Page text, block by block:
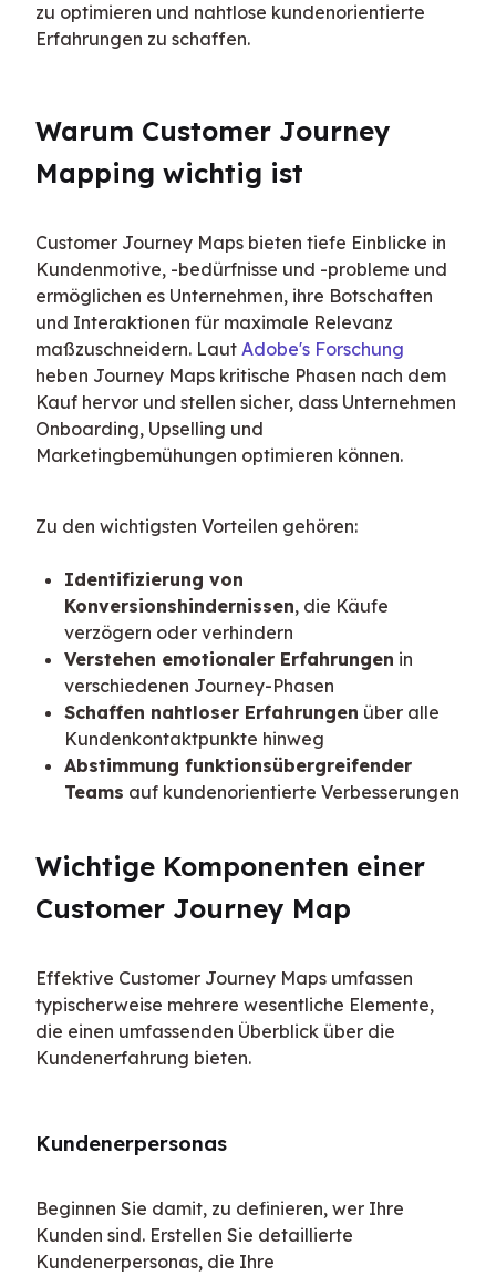
zu optimieren und nahtlose kundenorientierte
Erfahrungen zu schaffen.
Warum Customer Journey
Mapping wichtig ist
Customer Journey Maps bieten tiefe Einblicke in
Kundenmotive, -bedürfnisse und -probleme und
ermöglichen es Unternehmen, ihre Botschaften
und Interaktionen für maximale Relevanz
maßzuschneidern. Laut Adobe's Forschung
heben Journey Maps kritische Phasen nach dem
Kauf hervor und stellen sicher, dass Unternehmen
Onboarding, Upselling und
Marketingbemühungen optimieren können.
Zu den wichtigsten Vorteilen gehören:
Identifizierung von
Konversionshindernissen, die Käufe
verzögern oder verhindern
Verstehen emotionaler Erfahrungen in
verschiedenen Journey-Phasen
Schaffen nahtloser Erfahrungen über alle
Kundenkontaktpunkte hinweg
Abstimmung funktionsübergreifender
Teams auf kundenorientierte Verbesserungen
Wichtige Komponenten einer
Customer Journey Map
Effektive Customer Journey Maps umfassen
typischerweise mehrere wesentliche Elemente,
die einen umfassenden Überblick über die
Kundenerfahrung bieten.
Kundenerpersonas
Beginnen Sie damit, zu definieren, wer Ihre
Kunden sind. Erstellen Sie detaillierte
Kundenerpersonas, die Ihre